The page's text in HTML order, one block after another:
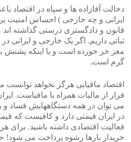
دخالت آقازاده ها و سپاه در
ایرانی و چه خارجی ) احساس امنیت
قانون و دادگستری درستی گذاشته اند
ثباتی داریم. اگر یک خارجی و ایرانی
مغز خر خورده است و یا اینکه پشتش
گرم است.
اقتصاد مافیایی هرگز نخواهد
فرار از مالیات همراه با مافیاست.
می توان در همه دستگاههایش فساد و
در ایران قیمتی دارد و کافیست که
فعالیت اقتصادی داشته باشید. برای
خریدار بارها رشوه پرداخت می شود!